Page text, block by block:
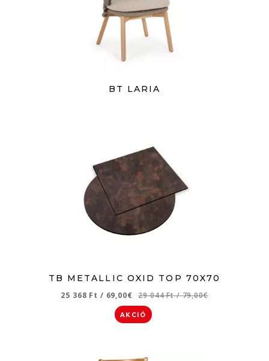
BT LARIA
TB METALLIC OXID TOP 70X70
25 368 Ft / 69,00€ 29 044 Ft/ 79,00€
AKCIÓ